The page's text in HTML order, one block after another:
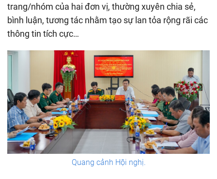
trang/nhóm của hai đơn vị, thường xuyên chia sẻ,
bình luận, tương tác nhằm tạo sự lan tỏa rộng rãi các
thông tin tích cực…
Quang cảnh Hội nghị.